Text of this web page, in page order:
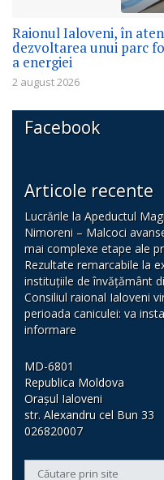
Raionul Ialoveni, în
dezvoltarea unui parc
a energiei
2 august 2026
Facebook
Articole recente
Lucrările la Apeductul
Nimoreni – Malcoci
mai complexe etape ale
Rezultate remarcabile la
instituțiile de învățământ
Consiliul raional Ialoveni
perioada caniculei: va
informare
MD-6801
Republica Moldova
Orașul Ialoveni
str. Alexandru cel Bun 33
026820007